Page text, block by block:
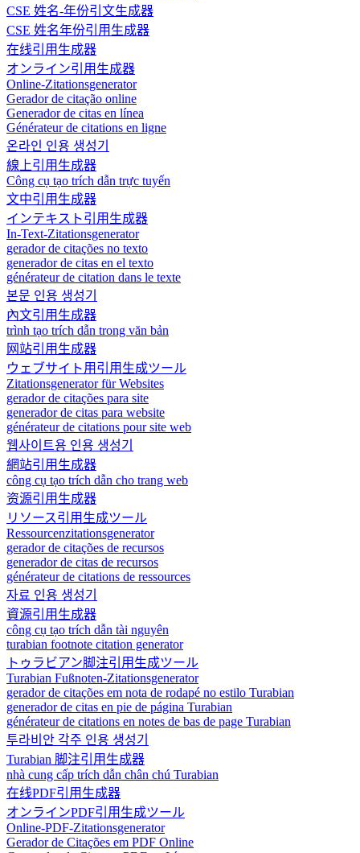
CSE 姓名-年份引文生成器
CSE 姓名年份引用生成器
在线引用生成器
オンライン引用生成器
Online-Zitationsgenerator
Gerador de citação online
Generador de citas en línea
Générateur de citations en ligne
온라인 인용 생성기
線上引用生成器
Công cụ tạo trích dẫn trực tuyến
文中引用生成器
インテキスト引用生成器
In-Text-Zitationsgenerator
gerador de citações no texto
generador de citas en el texto
générateur de citation dans le texte
본문 인용 생성기
內文引用生成器
trình tạo trích dẫn trong văn bản
网站引用生成器
ウェブサイト用引用生成ツール
Zitationsgenerator für Websites
gerador de citações para site
generador de citas para website
générateur de citations pour site web
웹사이트용 인용 생성기
網站引用生成器
công cụ tạo trích dẫn cho trang web
资源引用生成器
リソース引用生成ツール
Ressourcenzitationsgenerator
gerador de citações de recursos
generador de citas de recursos
générateur de citations de ressources
자료 인용 생성기
資源引用生成器
công cụ tạo trích dẫn tài nguyên
turabian footnote citation generator
トゥラビアン脚注引用生成ツール
Turabian Fußnoten-Zitationsgenerator
gerador de citações em nota de rodapé no estilo Turabian
generador de citas en pie de página Turabian
générateur de citations en notes de bas de page Turabian
투라비안 각주 인용 생성기
Turabian 脚注引用生成器
nhà cung cấp trích dẫn chân chú Turabian
在线PDF引用生成器
オンラインPDF引用生成ツール
Online-PDF-Zitationsgenerator
Gerador de Citações em PDF Online